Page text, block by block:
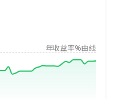
年收益率%曲线